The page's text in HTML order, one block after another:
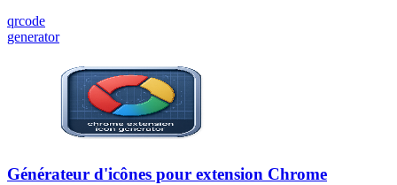
qrcode
generator
Générateur d'icônes pour extension Chrome